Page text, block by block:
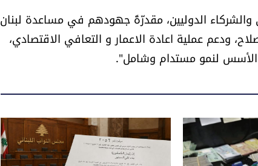
الدوليين، مقدرّةً جهودهم في مساعدة لبنان
ودعم عملية اعادة الاعمار و التعافي الاقتصادي،
لنمو مستدام وشامل".